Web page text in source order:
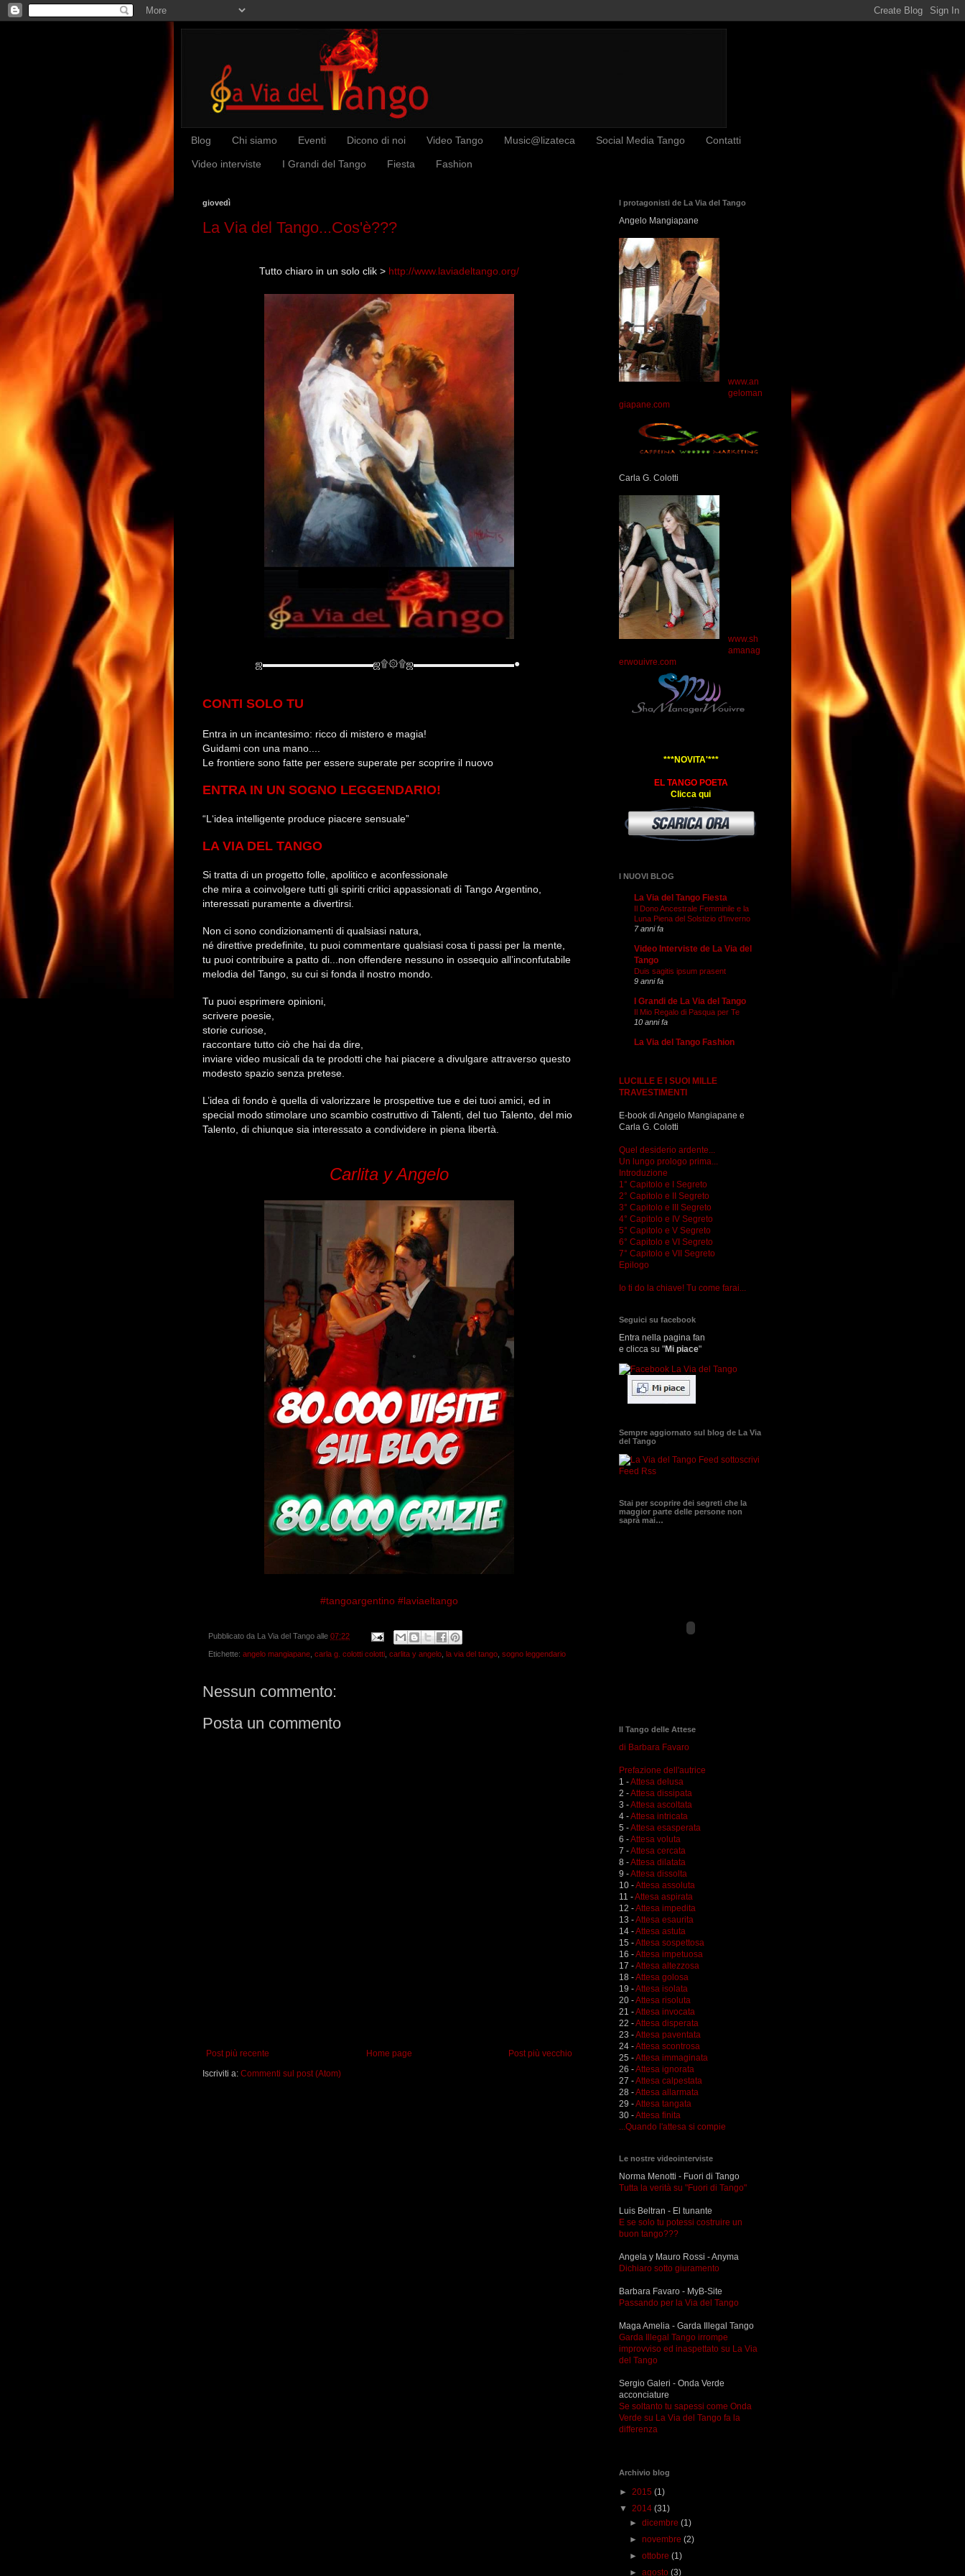
Blog Chi siamo Eventi Dicono di noi Video Tango Music@lizateca Social Media Tango Contatti
Video interviste I Grandi del Tango Fiesta Fashion
giovedì
La Via del Tango...Cos'è???
Tutto chiaro in un solo clik > http://www.laviadeltango.org/
ஜ▬▬▬▬▬▬▬▬▬▬▬ஜ۩۞۩ஜ▬▬▬▬▬▬▬▬▬▬●
CONTI SOLO TU
Entra in un incantesimo: ricco di mistero e magia!
Guidami con una mano....
Le frontiere sono fatte per essere superate per scoprire il nuovo
ENTRA IN UN SOGNO LEGGENDARIO!
“L‘idea intelligente produce piacere sensuale”
LA VIA DEL TANGO
Si tratta di un progetto folle, apolitico e aconfessionale
che mira a coinvolgere tutti gli spiriti critici appassionati di Tango Argentino,
interessati puramente a divertirsi.
Non ci sono condizionamenti di qualsiasi natura,
né direttive predefinite, tu puoi commentare qualsiasi cosa ti passi per la mente,
tu puoi contribuire a patto di...non offendere nessuno in ossequio all’inconfutabile
melodia del Tango, su cui si fonda il nostro mondo.
Tu puoi esprimere opinioni,
scrivere poesie,
storie curiose,
raccontare tutto ciò che hai da dire,
inviare video musicali da te prodotti che hai piacere a divulgare attraverso questo
modesto spazio senza pretese.
L’idea di fondo è quella di valorizzare le prospettive tue e dei tuoi amici, ed in
special modo stimolare uno scambio costruttivo di Talenti, del tuo Talento, del mio
Talento, di chiunque sia interessato a condividere in piena libertà.
Carlita y Angelo
#tangoargentino #laviaeltango
Pubblicato da La Via del Tango alle 07:22
Etichette: angelo mangiapane carla g. colotti colotti carlita y angelo la via del tango sogno leggendario
Nessun commento:
Posta un commento
Post più recente Post più vecchio
Home page
Iscriviti a: Commenti sul post (Atom)
I protagonisti de La Via del Tango
Angelo Mangiapane
www.an
geloman
giapane.com
Carla G. Colotti
www.sh
amanag
erwouivre.com
***NOVITA'***
EL TANGO POETA
Clicca qui
I NUOVI BLOG
La Via del Tango Fiesta
Il Dono Ancestrale Femminile e la
Luna Piena del Solstizio d’Inverno
7 anni fa
Video Interviste de La Via del
Tango
Duis sagitis ipsum prasent
9 anni fa
I Grandi de La Via del Tango
Il Mio Regalo di Pasqua per Te
10 anni fa
La Via del Tango Fashion
LUCILLE E I SUOI MILLE
TRAVESTIMENTI
E-book di Angelo Mangiapane e
Carla G. Colotti
Quel desiderio ardente...
Un lungo prologo prima...
Introduzione
1° Capitolo e I Segreto
2° Capitolo e II Segreto
3° Capitolo e III Segreto
4° Capitolo e IV Segreto
5° Capitolo e V Segreto
6° Capitolo e VI Segreto
7° Capitolo e VII Segreto
Epilogo
Io ti do la chiave! Tu come farai...
Seguici su facebook
Entra nella pagina fan
e clicca su "Mi piace"
Sempre aggiornato sul blog de La Via
del Tango
sottoscrivi
Feed Rss
Stai per scoprire dei segreti che la
maggior parte delle persone non
saprà mai…
Il Tango delle Attese
di Barbara Favaro
Prefazione dell'autrice
1 -Attesa delusa
2 -Attesa dissipata
3 -Attesa ascoltata
4 -Attesa intricata
5 -Attesa esasperata
6 -Attesa voluta
7 -Attesa cercata
8 -Attesa dilatata
9 -Attesa dissolta
10 -Attesa assoluta
11 -Attesa aspirata
12 -Attesa impedita
13 -Attesa esaurita
14 -Attesa astuta
15 -Attesa sospettosa
16 -Attesa impetuosa
17 -Attesa altezzosa
18 -Attesa golosa
19 -Attesa isolata
20 -Attesa risoluta
21 -Attesa invocata
22 -Attesa disperata
23 -Attesa paventata
24 -Attesa scontrosa
25 -Attesa immaginata
26 -Attesa ignorata
27 -Attesa calpestata
28 -Attesa allarmata
29 -Attesa tangata
30 -Attesa finita
...Quando l'attesa si compie
Le nostre videointerviste
Norma Menotti - Fuori di Tango
Tutta la verità su "Fuori di Tango"
Luis Beltran - El tunante
E se solo tu potessi costruire un
buon tango???
Angela y Mauro Rossi - Anyma
Dichiaro sotto giuramento
Barbara Favaro - MyB-Site
Passando per la Via del Tango
Maga Amelia - Garda Illegal Tango
Garda Illegal Tango irrompe
improvviso ed inaspettato su La Via
del Tango
Sergio Galeri - Onda Verde
acconciature
Se soltanto tu sapessi come Onda
Verde su La Via del Tango fa la
differenza
Archivio blog
► 2015 (1)
▼ 2014 (31)
►dicembre(1)
►novembre(2)
►ottobre(1)
►agosto(3)